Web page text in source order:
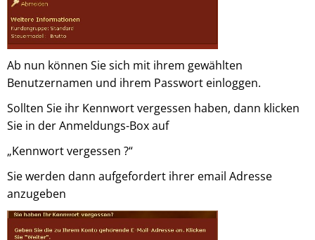
Ab nun können Sie sich mit ihrem gewählten
Benutzernamen und ihrem Passwort einloggen.
Sollten Sie ihr Kennwort vergessen haben, dann klicken
Sie in der Anmeldungs-Box auf
„Kennwort vergessen ?“
Sie werden dann aufgefordert ihrer email Adresse
anzugeben